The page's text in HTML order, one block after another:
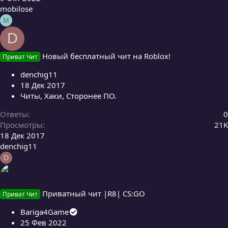
mobilose
M
D
Приват Чит Новый бесплатный чит на Roblox!
denchig11
18 Дек 2017
Читы, Хаки, Сторонее ПО.
Ответы
0
Просмотры
21K
18 Дек 2017
denchig11
D
Приват Чит Приватный чит |R8| CS:GO
Bariga4Game
25 Фев 2022